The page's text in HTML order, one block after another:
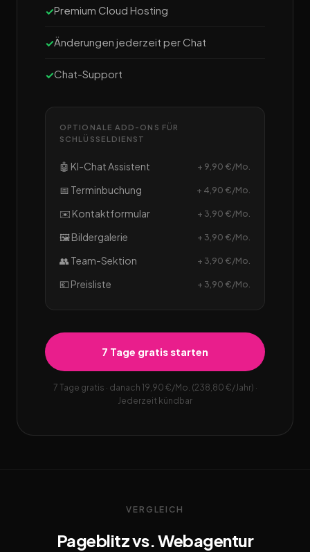
Premium Cloud Hosting
Änderungen jederzeit per Chat
Chat-Support
OPTIONALE ADD-ONS FÜR
SCHLÜSSELDIENST
🤖 KI-Chat Assistent + 9,90 €/Mo.
📅 Terminbuchung + 4,90 €/Mo.
✉️ Kontaktformular + 3,90 €/Mo.
🖼️ Bildergalerie + 3,90 €/Mo.
👥 Team-Sektion + 3,90 €/Mo.
💶 Preisliste + 3,90 €/Mo.
7 Tage gratis starten
7 Tage gratis · danach 19,90 €/Mo. (238,80 €/Jahr) ·
Jederzeit kündbar
VERGLEICH
Pageblitz vs. Webagentur